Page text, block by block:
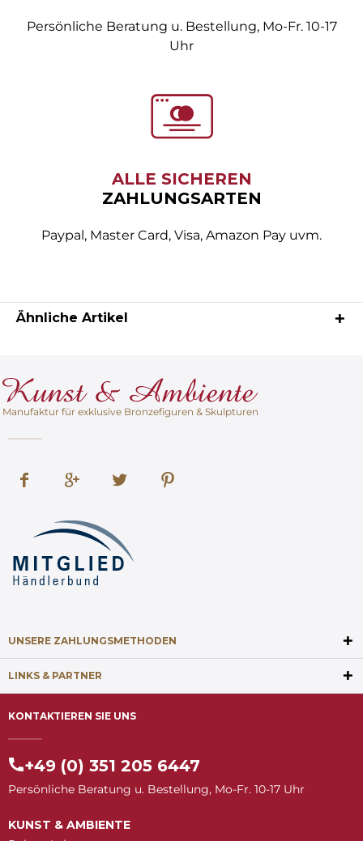
Persönliche Beratung u. Bestellung, Mo-Fr. 10-17
Uhr
ALLE SICHEREN
ZAHLUNGSARTEN
Paypal, Master Card, Visa, Amazon Pay uvm.
Ähnliche Artikel
Manufaktur für exklusive Bronzefiguren & Skulpturen
UNSERE ZAHLUNGSMETHODEN
LINKS & PARTNER
KONTAKTIEREN SIE UNS
+49 (0) 351 205 6447
Persönliche Beratung u. Bestellung, Mo-Fr. 10-17 Uhr
KUNST & AMBIENTE